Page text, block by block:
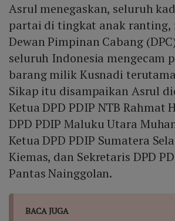
Asrul menegaskan, seluruh
partai di tingkat anak ranting,
Dewan Pimpinan Cabang
seluruh Indonesia mengecam
barang milik Kusnadi
Sikap itu disampaikan Asrul
Ketua DPD PDIP NTB Rahmat
DPD PDIP Maluku Utara
Ketua DPD PDIP Sumatera
Kiemas, dan Sekretaris DPD
Pantas Nainggolan.
BACA JUGA